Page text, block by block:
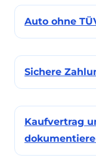
Auto ohne
Sichere
Kaufvertrag